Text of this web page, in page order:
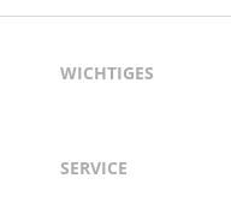
WICHTIGES
SERVICE